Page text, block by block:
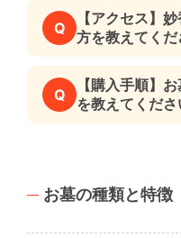
Q
【アクセス】
方を教えてくだ
Q
【購入手順】
を教えてくださ
お墓の種類と特徴